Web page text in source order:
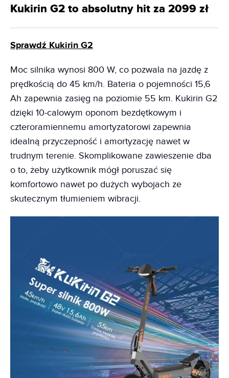
Kukirin G2 to absolutny hit za 2099 zł
Sprawdź Kukirin G2
Moc silnika wynosi 800 W, co pozwala na jazdę z
prędkością do 45 km/h. Bateria o pojemności 15,6
Ah zapewnia zasięg na poziomie 55 km. Kukirin G2
dzięki 10-calowym oponom bezdętkowym i
czteroramiennemu amortyzatorowi zapewnia
idealną przyczepność i amortyzację nawet w
trudnym terenie. Skomplikowane zawieszenie dba
o to, żeby użytkownik mógł poruszać się
komfortowo nawet po dużych wybojach ze
skutecznym tłumieniem wibracji.